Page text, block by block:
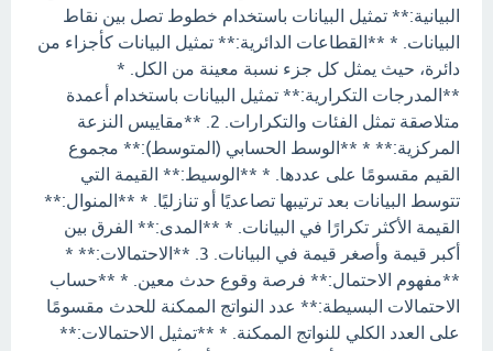
البيانية:** تمثيل البيانات باستخدام خطوط تصل بين نقاط
البيانات. * **القطاعات الدائرية:** تمثيل البيانات كأجزاء من
دائرة، حيث يمثل كل جزء نسبة معينة من الكل. *
**المدرجات التكرارية:** تمثيل البيانات باستخدام أعمدة
متلاصقة تمثل الفئات والتكرارات. 2. **مقاييس النزعة
المركزية:** * **الوسط الحسابي (المتوسط):** مجموع
القيم مقسومًا على عددها. * **الوسيط:** القيمة التي
تتوسط البيانات بعد ترتيبها تصاعديًا أو تنازليًا. * **المنوال:**
القيمة الأكثر تكرارًا في البيانات. * **المدى:** الفرق بين
أكبر قيمة وأصغر قيمة في البيانات. 3. **الاحتمالات:** *
**مفهوم الاحتمال:** فرصة وقوع حدث معين. * **حساب
الاحتمالات البسيطة:** عدد النواتج الممكنة للحدث مقسومًا
على العدد الكلي للنواتج الممكنة. * **تمثيل الاحتمالات:**